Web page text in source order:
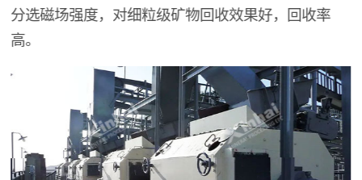
分选磁场强度，对细粒级矿物回收效果好，回收率
高。